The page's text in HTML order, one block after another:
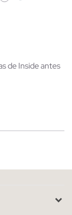
de Inside antes